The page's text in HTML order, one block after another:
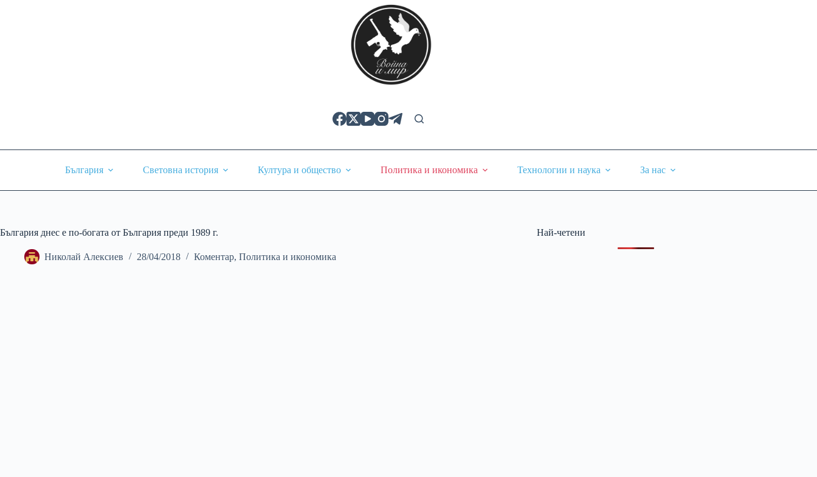
България Световна история Култура и общество Политика и икономика Технологии и наука За нас
България днес е по-богата от България преди 1989 г.
Николай Алексиев 28/04/2018 Коментар, Политика и икономика
Най-четени